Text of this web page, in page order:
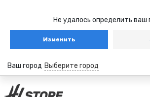
Не удалось определить ваш
Изменить
Ваш город Выберите город